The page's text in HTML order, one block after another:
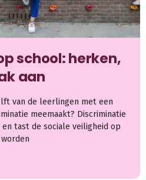
school: herken,
aan
van de leerlingen met een
meemaakt? Discriminatie
tast de sociale veiligheid op